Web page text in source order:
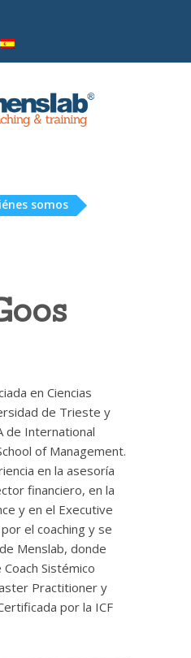
somos
en Ciencias
de Trieste y
de International
of Management.
en la asesoría
financiero, en la
y en el Executive
el coaching y se
Menslab, donde
Sistémico
Practitioner y
por la ICF